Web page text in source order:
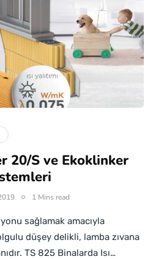
20/S ve Ekoklinker
1 Mins read
sağlamak amacıyla
düşey delikli, lamba zıvana
TS 825 Binalarda Isı…